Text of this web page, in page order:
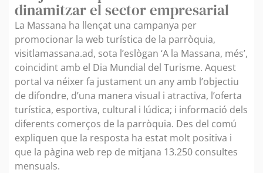
dinamitzar el sector empresarial
La Massana ha llençat una campanya per
promocionar la web turística de la parròquia,
visitlamassana.ad, sota l’eslògan ‘A la Massana, més’,
coincidint amb el Dia Mundial del Turisme. Aquest
portal va néixer fa justament un any amb l’objectiu
de difondre, d’una manera visual i atractiva, l’oferta
turística, esportiva, cultural i lúdica; i informació dels
diferents comerços de la parròquia. Des del comú
expliquen que la resposta ha estat molt positiva i
que la pàgina web rep de mitjana 13.250 consultes
mensuals.